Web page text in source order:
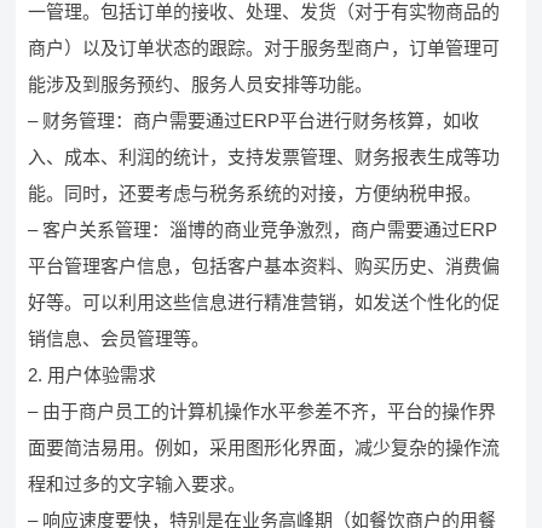
一管理。包括订单的接收、处理、发货（对于有实物商品的
商户）以及订单状态的跟踪。对于服务型商户，订单管理可
能涉及到服务预约、服务人员安排等功能。
– 财务管理：商户需要通过ERP平台进行财务核算，如收
入、成本、利润的统计，支持发票管理、财务报表生成等功
能。同时，还要考虑与税务系统的对接，方便纳税申报。
– 客户关系管理：淄博的商业竞争激烈，商户需要通过ERP
平台管理客户信息，包括客户基本资料、购买历史、消费偏
好等。可以利用这些信息进行精准营销，如发送个性化的促
销信息、会员管理等。
2. 用户体验需求
– 由于商户员工的计算机操作水平参差不齐，平台的操作界
面要简洁易用。例如，采用图形化界面，减少复杂的操作流
程和过多的文字输入要求。
– 响应速度要快，特别是在业务高峰期（如餐饮商户的用餐